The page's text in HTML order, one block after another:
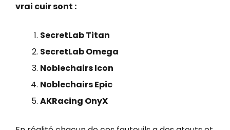
vrai cuir sont :
SecretLab Titan
SecretLab Omega
Noblechairs Icon
Noblechairs Epic
AKRacing OnyX